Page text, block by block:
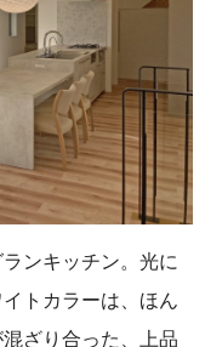
ンキッチン。光に
トカラーは、ほん
ざり合った、上品